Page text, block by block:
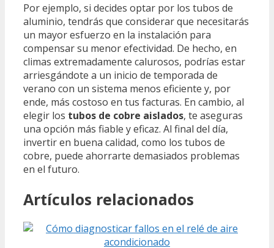
Por ejemplo, si decides optar por los tubos de
aluminio, tendrás que considerar que necesitarás
un mayor esfuerzo en la instalación para
compensar su menor efectividad. De hecho, en
climas extremadamente calurosos, podrías estar
arriesgándote a un inicio de temporada de
verano con un sistema menos eficiente y, por
ende, más costoso en tus facturas. En cambio, al
elegir los tubos de cobre aislados, te aseguras
una opción más fiable y eficaz. Al final del día,
invertir en buena calidad, como los tubos de
cobre, puede ahorrarte demasiados problemas
en el futuro.
Artículos relacionados